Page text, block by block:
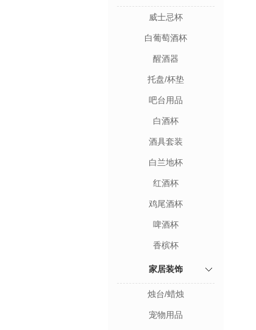
威士忌杯
白葡萄酒杯
醒酒器
托盘/杯垫
吧台用品
白酒杯
酒具套装
白兰地杯
红酒杯
鸡尾酒杯
啤酒杯
香槟杯
家居装饰
烛台/蜡烛
宠物用品